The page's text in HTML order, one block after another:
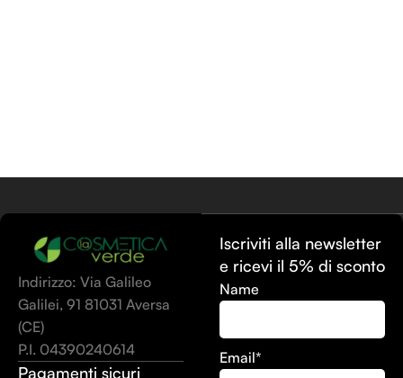
Indirizzo: Via Galileo
Galilei, 91 81031 Aversa
(CE)
P.I. 04390240614
Pagamenti sicuri
Iscriviti alla newsletter
e ricevi il 5% di sconto
Name
Email*